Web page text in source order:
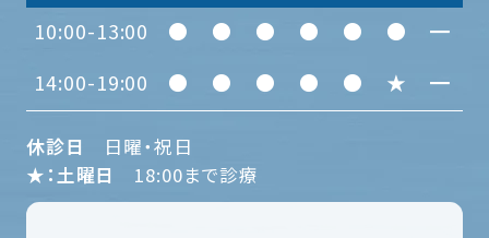
10:00-13:00
● ● ● ● ● ●
━
14:00-19:00
● ● ● ● ● ★ ━
休診日
日曜・祝日
★：土曜日
18:00まで診療